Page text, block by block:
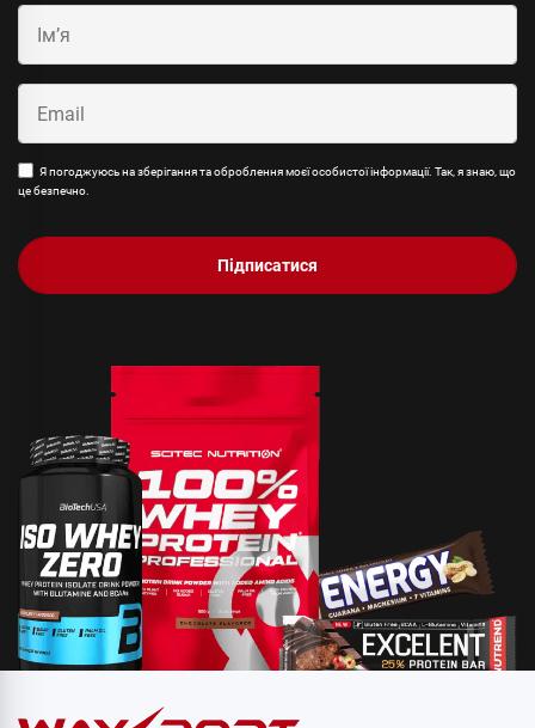
Я погоджуюсь на зберігання та оброблення моєї особистої інформації. Так, я знаю, що
це безпечно.
Підписатися